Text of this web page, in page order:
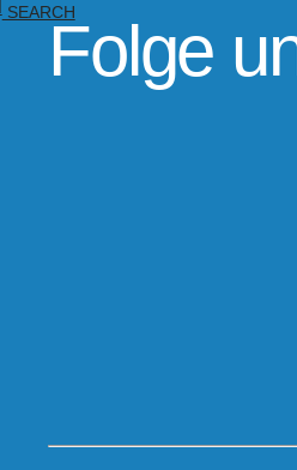
SEARCHFolge